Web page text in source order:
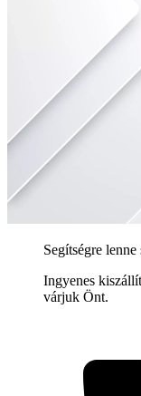
Segítségre lenne
Ingyenes
várjuk Önt.